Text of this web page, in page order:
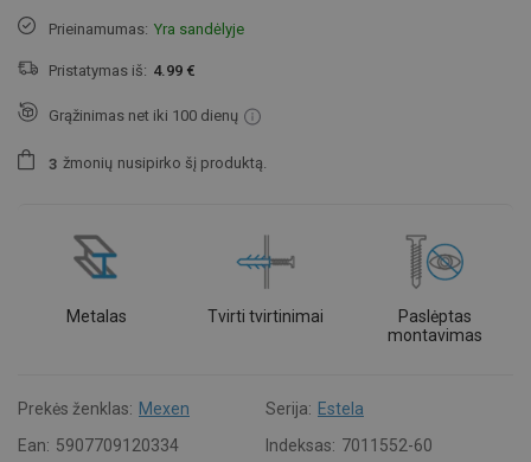
Prieinamumas: Yra sandėlyje
Pristatymas iš: 4.99 €
Grąžinimas net iki 100 dienų
3 žmonių nusipirko šį produktą.
Metalas Tvirti tvirtinimai
Paslėptas
montavimas
Prekės ženklas: Mexen Serija: Estela
Ean: 5907709120334 Indeksas: 7011552-60